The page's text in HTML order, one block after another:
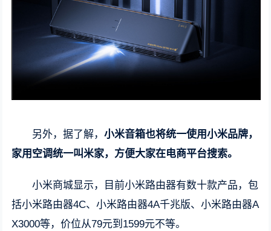
另外，据了解，小米音箱也将统一使用小米品牌，
家用空调统一叫米家，方便大家在电商平台搜索。
小米商城显示，目前小米路由器有数十款产品，包
括小米路由器4C、小米路由器4A千兆版、小米路由器A
X3000等，价位从79元到1599元不等。